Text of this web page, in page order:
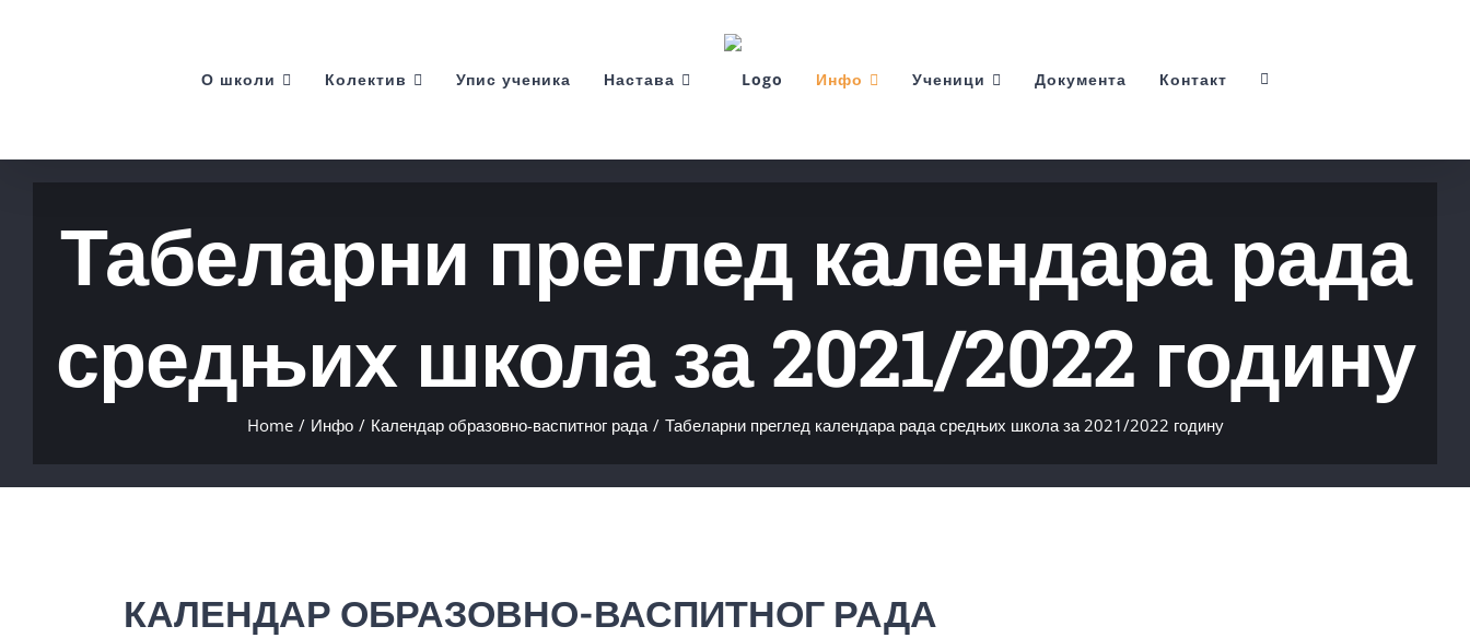
О школи Колектив Упис ученика Настава Инфо Ученици Документа Контакт
Табеларни преглед календара рада
средњих школа за 2021/2022 годину
Home / Инфо / Календар образовно-васпитног рада / Табеларни преглед календара рада средњих школа за 2021/2022 годину
КАЛЕНДАР ОБРАЗОВНО-ВАСПИТНОГ РАДА